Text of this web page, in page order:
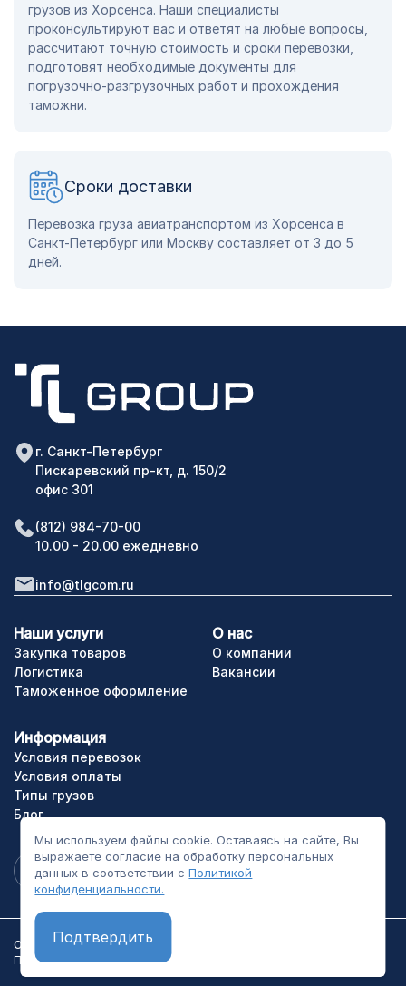
грузов из Хорсенса. Наши специалисты
проконсультируют вас и ответят на любые вопросы,
рассчитают точную стоимость и сроки перевозки,
подготовят необходимые документы для
погрузочно-разгрузочных работ и прохождения
таможни.
Сроки доставки
Перевозка груза авиатранспортом из Хорсенса в
Санкт-Петербург или Москву составляет от 3 до 5
дней.
Мы используем файлы cookie. Оставаясь на сайте, Вы
выражаете согласие на обработку персональных
данных в соответствии сПолитикой
конфиденциальности.
Подтвердить
г. Санкт-Петербург
Пискаревский пр-кт, д. 150/2
офис 301
(812) 984-70-00
10.00 - 20.00 ежедневно
info@tlgcom.ru
Закупка товаров
Наши услуги
Логистика
Таможенное оформление
О нас
О компании
Вакансии
Информация
Условия перевозок
Условия оплаты
Типы грузов
Блог
ООО «ТЛГрупп». Все права сайта защищены.
Политика конфиденциальности